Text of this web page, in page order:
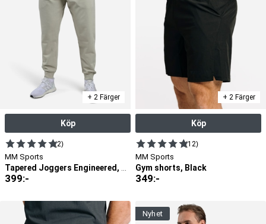
+ 2 Färger
Köp
(2)
MM Sports
399:-
+ 2 Färger
Köp
(12)
MM Sports
Gym shorts, Black
349:-
nyhet